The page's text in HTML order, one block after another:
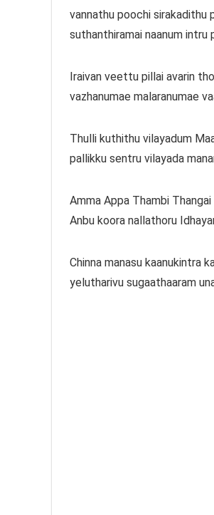
vannathu poochi sirakadithu
suthanthiramai naanum intru
Iraivan veettu pillai avarin
vazhanumae malaranumae
Thulli kuthithu vilayadum
pallikku sentru vilayada
Amma Appa Thambi
Anbu koora nallathoru
Chinna manasu kaanukintra
yelutharivu sugaathaaram